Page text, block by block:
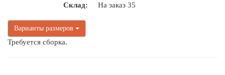
Склад:
На заказ 35
Варианты размеров
Требуется сборка.